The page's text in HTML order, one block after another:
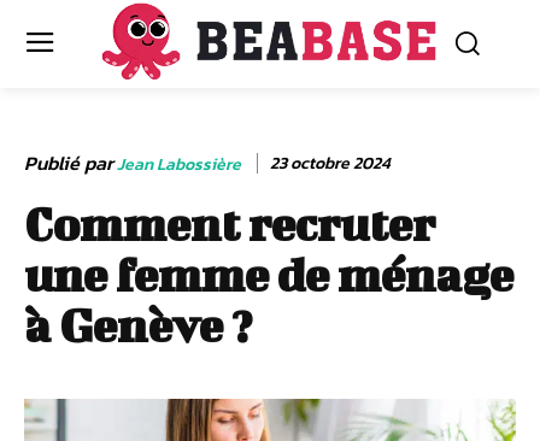
Publié parJean Labossière 23 octobre 2024
Comment recruter
une femme de ménage
à Genève ?